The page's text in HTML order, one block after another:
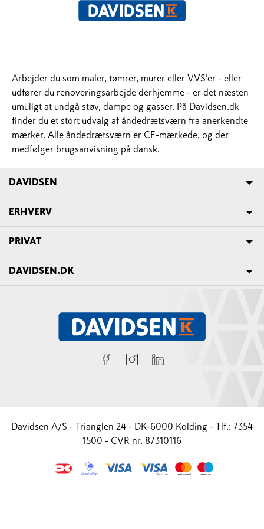
Arbejder du som maler, tømrer, murer eller VVS’er - eller
udfører du renoveringsarbejde derhjemme - er det næsten
umuligt at undgå støv, dampe og gasser. På Davidsen.dk
finder du et stort udvalg af åndedrætsværn fra anerkendte
mærker. Alle åndedrætsværn er CE-mærkede, og der
medfølger brugsanvisning på dansk.
DAVIDSEN
ERHVERV
PRIVAT
DAVIDSEN.DK
Davidsen A/S - Trianglen 24 - DK-6000 Kolding - Tlf.: 7354
1500 - CVR nr. 87310116